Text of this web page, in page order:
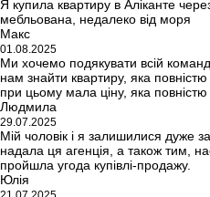
Я купила квартиру в Аліканте
мебльована, недалеко від моря
Макс
01.08.2025
Ми хочемо подякувати всій
нам знайти квартиру, яка
при цьому мала ціну, яка
Людмила
29.07.2025
Мій чоловік і я залишилися дуже
надала ця агенція, а також тим,
пройшла угода купівлі-продажу.
Юлія
21.07.2025